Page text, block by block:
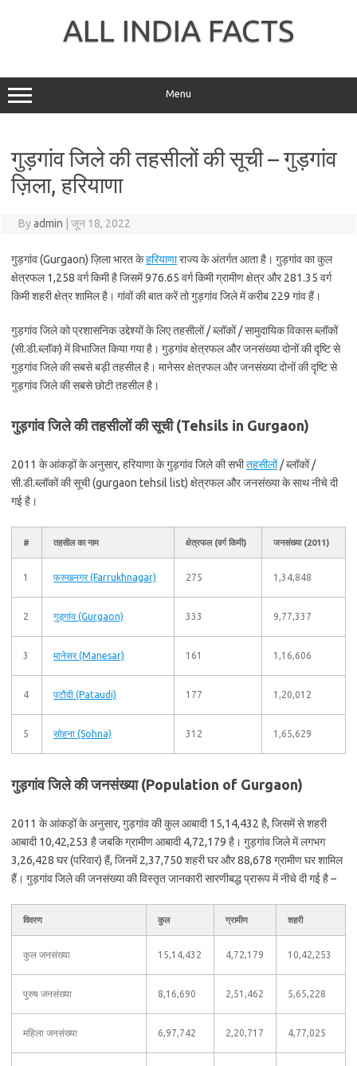
ALL INDIA FACTS
Menu
गुड़गांव जिले की तहसीलों की सूची – गुड़गांव
ज़िला, हरियाणा
Byadmin जून 18, 2022
गुड़गांव (Gurgaon) ज़िला भारत केहरियाणाराज्य के अंतर्गत आता है। गुड़गांव का कुल
क्षेत्रफल 1,258 वर्ग किमी है जिसमें 976.65 वर्ग किमी ग्रामीण क्षेत्र और 281.35 वर्ग
किमी शहरी क्षेत्र शामिल है। गांवों की बात करें तो गुड़गांव जिले में करीब 229 गांव हैं।
गुड़गांव जिले को प्रशासनिक उद्देश्यों के लिए तहसीलों / ब्लॉकों / सामुदायिक विकास ब्लॉकों
(सी.डी.ब्लॉक) में विभाजित किया गया है। गुड़गांव क्षेत्रफल और जनसंख्या दोनों की दृष्टि से
गुड़गांव जिले की सबसे बड़ी तहसील है। मानेसर क्षेत्रफल और जनसंख्या दोनों की दृष्टि से
गुड़गांव जिले की सबसे छोटी तहसील है।
गुड़गांव जिले की तहसीलों की सूची (Tehsils in Gurgaon)
2011 के आंकड़ों के अनुसार, हरियाणा के गुड़गांव जिले की सभीतहसीलों/ ब्लॉकों /
सी.डी.ब्लॉकों की सूची (gurgaon tehsil list) क्षेत्रफल और जनसंख्या के साथ नीचे दी
गई है।
# तहसील का नाम क्षेत्रफल (वर्ग किमी) जनसंख्या (2011)
1 फरुखनगर (Farrukhnagar) 275 1,34,848
2 गुड़गांव (Gurgaon) 333 9,77,337
3 मानेसर (Manesar) 161 1,16,606
4 पटौदी (Pataudi) 177 1,20,012
5 सोहना (Sohna) 312 1,65,629
गुड़गांव जिले की जनसंख्या (Population of Gurgaon)
2011 के आंकड़ों के अनुसार, गुड़गांव की कुल आबादी 15,14,432 है, जिसमें से शहरी
आबादी 10,42,253 है जबकि ग्रामीण आबादी 4,72,179 है। गुड़गांव जिले में लगभग
3,26,428 घर (परिवार) हैं, जिनमें 2,37,750 शहरी घर और 88,678 ग्रामीण घर शामिल
हैं। गुड़गांव जिले की जनसंख्या की विस्तृत जानकारी सारणीबद्ध प्रारूप में नीचे दी गई है –
विवरण कुल ग्रामीण शहरी
कुल जनसंख्या 15,14,432 4,72,179 10,42,253
पुरुष जनसंख्या 8,16,690 2,51,462 5,65,228
महिला जनसंख्या 6,97,742 2,20,717 4,77,025